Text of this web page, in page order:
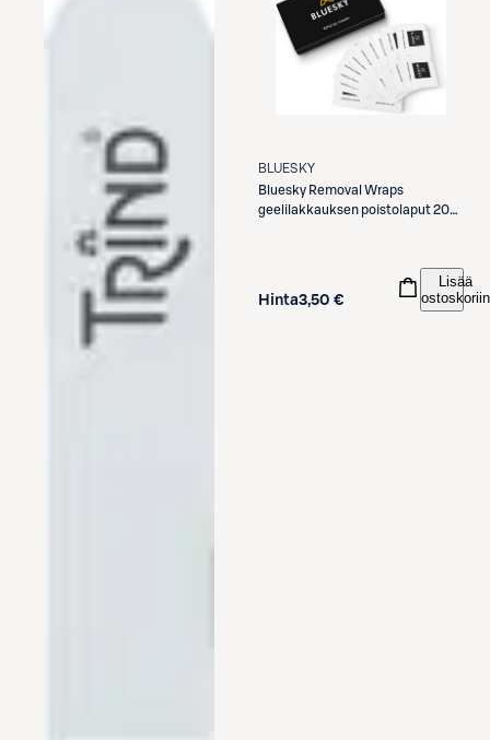
BLUESKY
Bluesky Removal Wraps
geelilakkauksen poistolaput 20
Hinta3,50 €
Lisää
ostoskoriin